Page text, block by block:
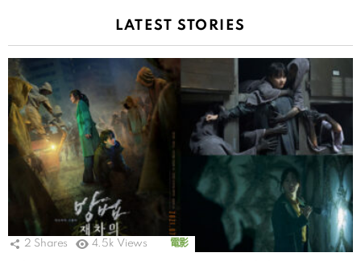
LATEST STORIES
2 Shares 4.5k Views 電影